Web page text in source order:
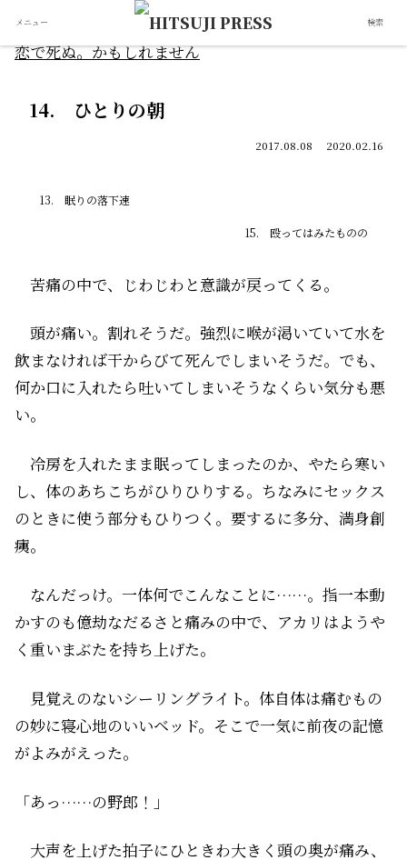
恋で死ぬ。かもしれません
14. ひとりの朝
2017.08.08 2020.02.16
13. 眠りの落下速
15. 殴ってはみたものの
苦痛の中で、じわじわと意識が戻ってくる。
頭が痛い。割れそうだ。強烈に喉が渇いていて水を
飲まなければ干からびて死んでしまいそうだ。でも、
何か口に入れたら吐いてしまいそうなくらい気分も悪
い。
冷房を入れたまま眠ってしまったのか、やたら寒い
し、体のあちこちがひりひりする。ちなみにセックス
のときに使う部分もひりつく。要するに多分、満身創
痍。
なんだっけ。一体何でこんなことに……。指一本動
かすのも億劫なだるさと痛みの中で、アカリはようや
く重いまぶたを持ち上げた。
見覚えのないシーリングライト。体自体は痛むもの
の妙に寝心地のいいベッド。そこで一気に前夜の記憶
がよみがえった。
「あっ……の野郎！」
大声を上げた拍子にひときわ大きく頭の奥が痛み、
メニュー 検索